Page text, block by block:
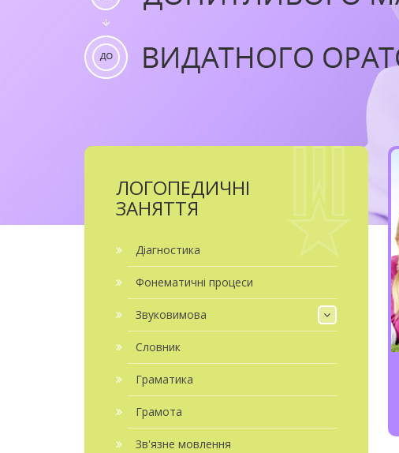
ЛОГОПЕДИЧНІ
ЗАНЯТТЯ
Діагностика
Фонематичні процеси
Звуковимова
Словник
Граматика
Грамота
Зв'язне мовлення